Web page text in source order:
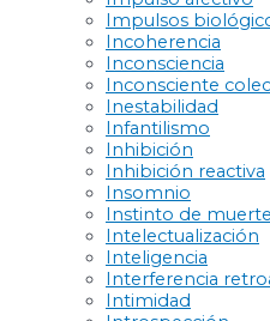
Impulsos
Incoherencia
Inconsciencia
Inconsciente
Inestabilidad
Infantilismo
Inhibición
Inhibición reactiva
Insomnio
Instinto de muerte
Intelectualización
Inteligencia
Interferencia
Intimidad